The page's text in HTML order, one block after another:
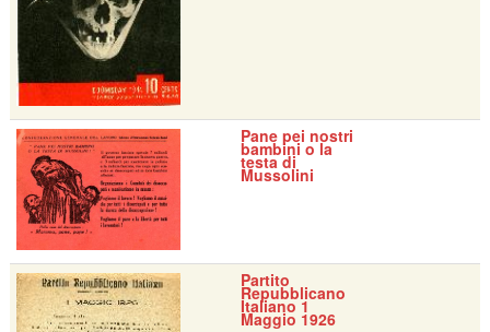
Pane pei nostri
bambini o la
testa di
Mussolini
Partito
Repubblicano
Italiano 1
Maggio 1926